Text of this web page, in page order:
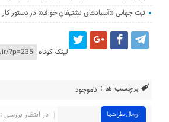
ثبت جهانی «آسبادهای نشتیفانِ خواف» در دستور کار
لینک کوتاه
برچسب ها : ناموجود
ارسال نظر شما
در انتظار بررسی : ۱